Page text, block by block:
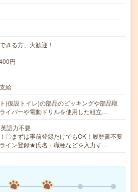
きる方、大歓迎！
円
給
(仮設トイレ)の部品のピッキングや部品取
イバーや電動ドリルを使用した組立…
語力不要
〇まずは事前登録だけでもOK！履歴書不要
イン登録★氏名・職種などを入力す…